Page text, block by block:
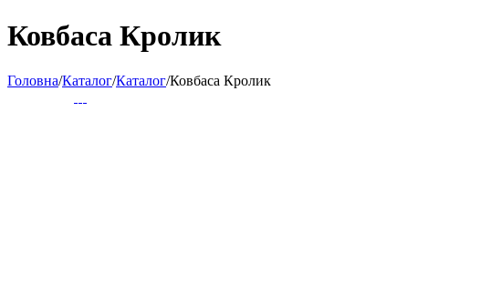
Ковбаса Кролик
Головна/Каталог/Каталог/Ковбаса Кролик